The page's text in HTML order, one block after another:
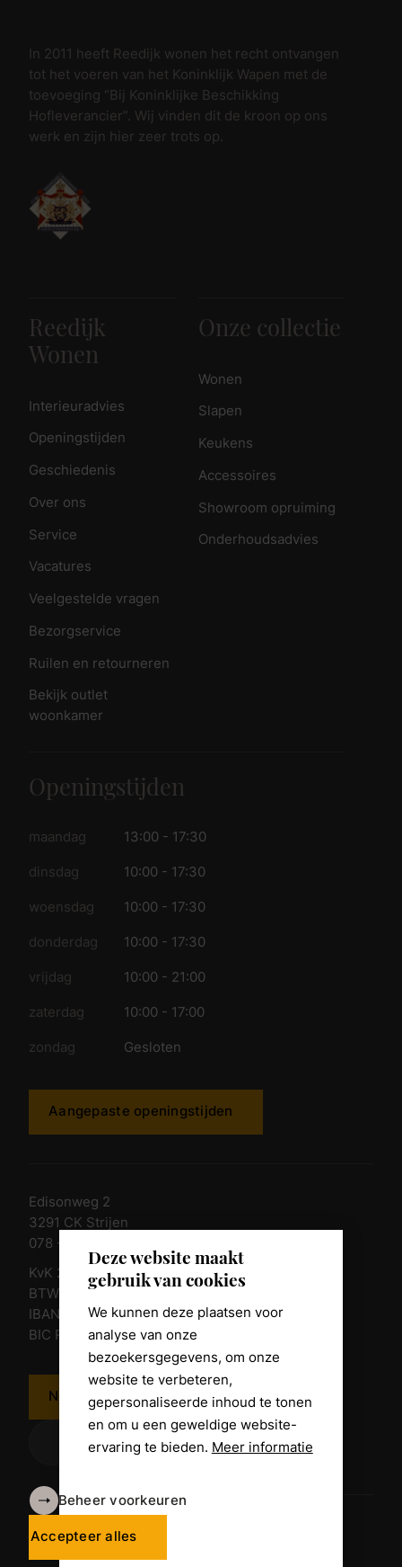
Deze website maakt
gebruik van cookies
We kunnen deze plaatsen voor
analyse van onze
bezoekersgegevens, om onze
website te verbeteren,
gepersonaliseerde inhoud te tonen
en om u een geweldige website-
ervaring te bieden. Meer informatie
Beheer voorkeuren
Accepteer alles
In 2011 heeft Reedijk wonen het recht ontvangen
tot het voeren van het Koninklijk Wapen met de
toevoeging “Bij Koninklijke Beschikking
Hofleverancier”. Wij vinden dit de kroon op ons
werk en zijn hier zeer trots op.
Reedijk
Wonen
Interieuradvies
Openingstijden
Geschiedenis
Over ons
Service
Vacatures
Veelgestelde vragen
Bezorgservice
Ruilen en retourneren
Bekijk outlet
woonkamer
Onze collectie
Wonen
Slapen
Keukens
Accessoires
Showroom opruiming
Onderhoudsadvies
Openingstijden
maandag 13:00 - 17:30
dinsdag 10:00 - 17:30
woensdag 10:00 - 17:30
donderdag 10:00 - 17:30
vrijdag 10:00 - 21:00
zaterdag 10:00 - 17:00
zondag Gesloten
Aangepaste openingstijden
Edisonweg 2
3291 CK Strijen
078 - 674 84 85
KvK 23011135
BTW nr. NL 805098938.B.01
IBAN NL10 RABO 0361 8039 58
BIC RABONL2U
Neem contact op
Algemene voorwaarden